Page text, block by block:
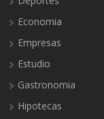
Economia
Empresas
Estudio
Gastronomia
Hipotecas